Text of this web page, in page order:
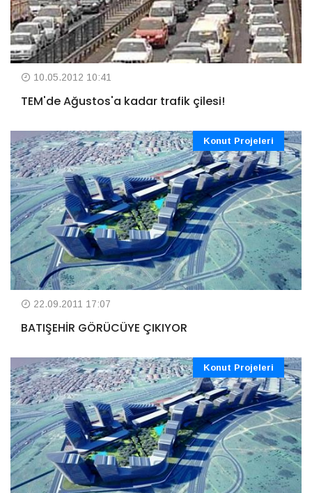
10.05.2012 10:41
TEM'de Ağustos'a kadar trafik çilesi!
Konut Projeleri
22.09.2011 17:07
BATIŞEHİR GÖRÜCÜYE ÇIKIYOR
Konut Projeleri